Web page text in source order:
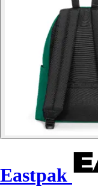
Eastpak